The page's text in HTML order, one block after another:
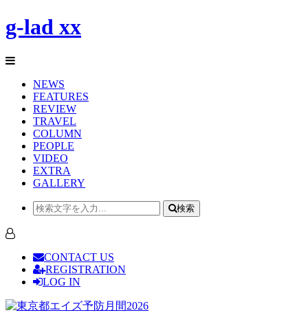
g-lad xx
NEWS
FEATURES
REVIEW
TRAVEL
COLUMN
PEOPLE
VIDEO
EXTRA
GALLERY
検索
CONTACT US
REGISTRATION
LOG IN